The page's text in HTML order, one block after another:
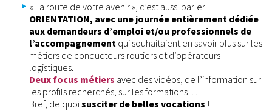
« La route de votre avenir », c’est aussi parler
ORIENTATION, avec une journée entièrement dédiée
aux demandeurs d’emploi et/ou professionnels de
l’accompagnement qui souhaitaient en savoir plus sur les
métiers de conducteurs routiers et d’opérateurs
logistiques.
Deux focus métiers avec des vidéos, de l’information sur
les profils recherchés, sur les formations…
Bref, de quoisusciter de belles vocations !